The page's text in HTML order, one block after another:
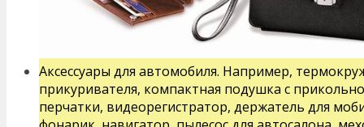
Аксессуары для автомобиля. Например,
прикуривателя, компактная подушка с
перчатки, видеорегистратор, держатель для